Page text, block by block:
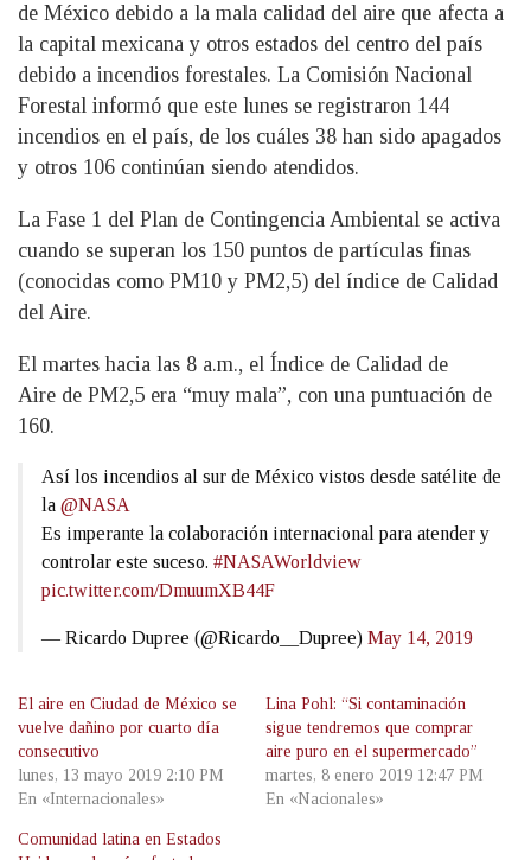
de México debido a la mala calidad del aire que afecta a
la capital mexicana y otros estados del centro del país
debido a incendios forestales. La Comisión Nacional
Forestal informó que este lunes se registraron 144
incendios en el país, de los cuáles 38 han sido apagados
y otros 106 continúan siendo atendidos.
La Fase 1 del Plan de Contingencia Ambiental se activa
cuando se superan los 150 puntos de partículas finas
(conocidas como PM10 y PM2,5) del índice de Calidad
del Aire.
El martes hacia las 8 a.m., el Índice de Calidad de
Aire de PM2,5 era “muy mala”, con una puntuación de
160.
Así los incendios al sur de México vistos desde satélite de
la @NASA
Es imperante la colaboración internacional para atender y
controlar este suceso. #NASAWorldview
pic.twitter.com/DmuumXB44F
— Ricardo Dupree (@Ricardo__Dupree) May 14, 2019
El aire en Ciudad de México se
vuelve dañino por cuarto día
consecutivo
lunes, 13 mayo 2019 2:10 PM
En «Internacionales»
Lina Pohl: “Si contaminación
sigue tendremos que comprar
aire puro en el supermercado”
martes, 8 enero 2019 12:47 PM
En «Nacionales»
Comunidad latina en Estados